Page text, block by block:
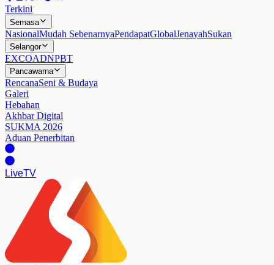
Terkini
Semasa
NasionalMudah SebenarnyaPendapatGlobalJenayahSukan
Selangor
EXCOADNPBT
Pancawarna
RencanaSeni & Budaya
Galeri
Hebahan
Akhbar Digital
SUKMA 2026
Aduan Penerbitan
LiveTV